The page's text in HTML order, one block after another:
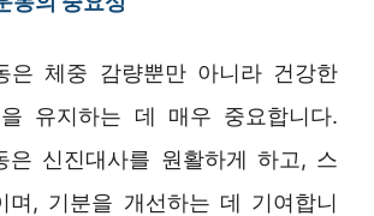
은 체중 감량뿐만 아니라 건강한
을 유지하는 데 매우 중요합니다.
은 신진대사를 원활하게 하고, 스
며, 기분을 개선하는 데 기여합니